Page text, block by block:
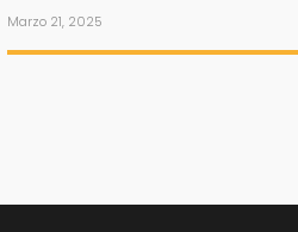
Marzo 21, 2025